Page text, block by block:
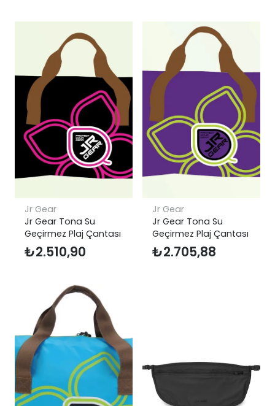
Jr Gear
Jr Gear Tona Su
Geçirmez Plaj Çantası
₺2.510,90
Jr Gear
Jr Gear Tona Su
Geçirmez Plaj Çantası
₺2.705,88